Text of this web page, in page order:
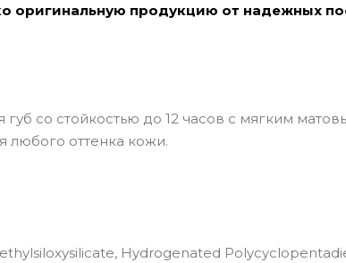
оригинальную продукцию от надежных
со стойкостью до 12 часов с мягким
любого оттенка кожи.
Hydrogenated